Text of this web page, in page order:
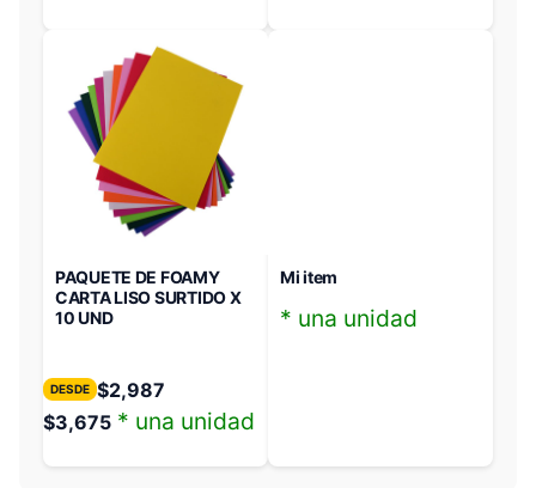
PAQUETE DE FOAMY
CARTA LISO SURTIDO X
10 UND
DESDE $2,987
$3,675 * una unidad
Mi item
* una unidad